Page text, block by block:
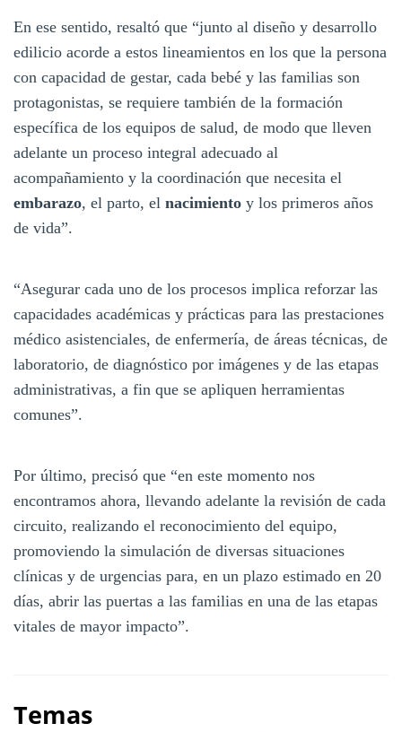
En ese sentido, resaltó que “junto al diseño y desarrollo
edilicio acorde a estos lineamientos en los que la persona
con capacidad de gestar, cada bebé y las familias son
protagonistas, se requiere también de la formación
específica de los equipos de salud, de modo que lleven
adelante un proceso integral adecuado al
acompañamiento y la coordinación que necesita el
embarazo, el parto, el nacimiento y los primeros años
de vida”.
“Asegurar cada uno de los procesos implica reforzar las
capacidades académicas y prácticas para las prestaciones
médico asistenciales, de enfermería, de áreas técnicas, de
laboratorio, de diagnóstico por imágenes y de las etapas
administrativas, a fin que se apliquen herramientas
comunes”.
Por último, precisó que “en este momento nos
encontramos ahora, llevando adelante la revisión de cada
circuito, realizando el reconocimiento del equipo,
promoviendo la simulación de diversas situaciones
clínicas y de urgencias para, en un plazo estimado en 20
días, abrir las puertas a las familias en una de las etapas
vitales de mayor impacto”.
Temas